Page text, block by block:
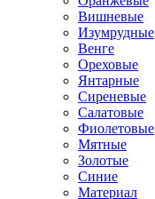
Вишневые
Изумрудные
Венге
Ореховые
Янтарные
Сиреневые
Салатовые
Фиолетовые
Мятные
Золотые
Синие
Материал